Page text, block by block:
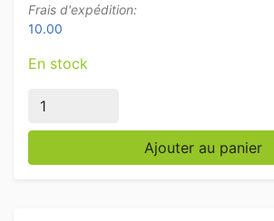
Frais d'expédition:
10.00
En stock
quantité de Poteau de barrière
Ajouter au panier